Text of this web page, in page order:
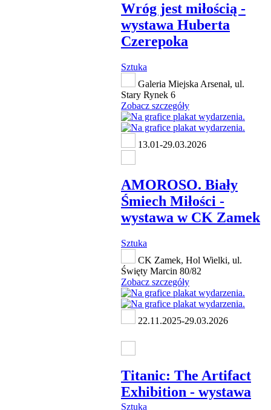
Wróg jest miłością -
wystawa Huberta
Czerepoka
Sztuka
Galeria Miejska Arsenał, ul.
Stary Rynek 6
Zobacz szczegóły
13.01-29.03.2026
AMOROSO. Biały
Śmiech Miłości -
wystawa w CK Zamek
Sztuka
CK Zamek, Hol Wielki, ul.
Święty Marcin 80/82
Zobacz szczegóły
22.11.2025-29.03.2026
Titanic: The Artifact
Exhibition - wystawa
Sztuka